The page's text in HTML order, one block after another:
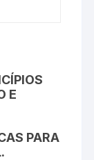
E
PARA